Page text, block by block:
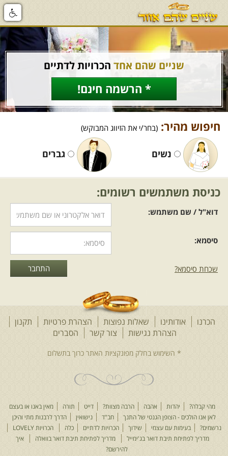
שניים שהם אחד הכרויות לדתיים
* הרשמה חינם!
חיפוש מהיר: (בחר/י את הזיווג המבוקש)
נשים גברים
כניסת משתמשים רשומים:
דוא"ל / שם משתמש:
סיסמא:
שכחת סיסמא?
הכרנו אודותינו שאלות נפוצות הצהרת פרטיות
תקנון
הצהרת נגישות
צור קשר הסברים
מהי קבלה? יהדות אהבה הרבה מצוות? דייט תורה
מאין באנו או בעצם
לאן אנו הולכים - הצופן הגנטי של התנך
חב"ד נישואין
הדרך לרבנות מתי והיכן
נרשמים?
בעימות עם עצמי שידוך הכרויות לדתיים כלה
הכרויות LOVELY
מדריך לפתיחת תיבת דואר בג'ימייל
מדריך לפתיחת תיבת דואר בוואלה
איך
להירשם?